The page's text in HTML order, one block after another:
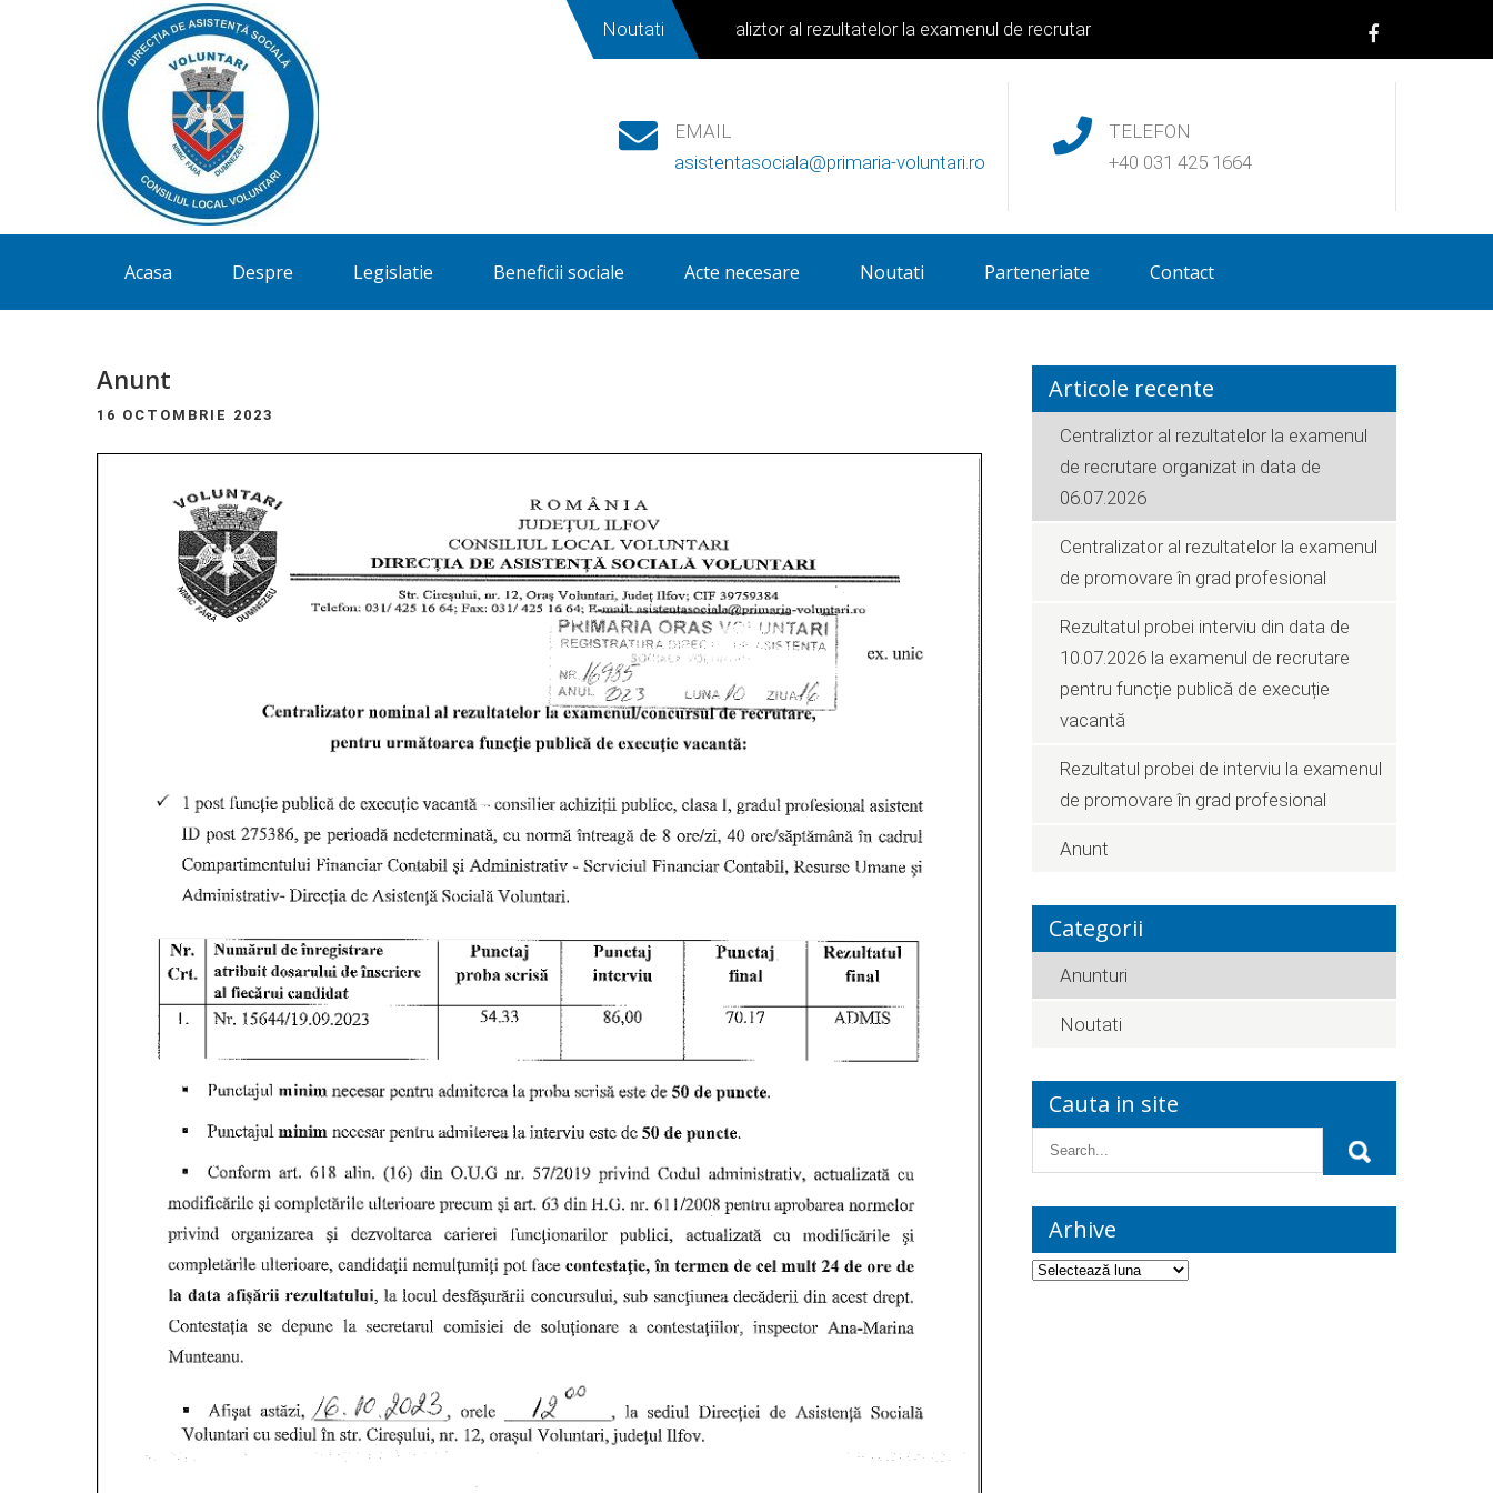
NoutatiCentraliztor al rezultatelor la examenul de recrutare organizat in data de 06.07.2026 Centralizator al
Directia
de
Sociala
Voluntari
EMAIL
asistentasociala@primaria-voluntari.ro
TELEFON
+40 031 425 1664
Acasa Despre Legislatie Beneficii sociale Acte necesare Noutati Parteneriate Contact
Anunt
16 OCTOMBRIE 2023
Articole recente
Centraliztor al rezultatelor la examenul
de recrutare organizat in data de
06.07.2026
Centralizator al rezultatelor la examenul
de promovare în grad profesional
Rezultatul probei interviu din data de
10.07.2026 la examenul de recrutare
pentru funcție publică de execuție
vacantă
Rezultatul probei de interviu la examenul
de promovare în grad profesional
Anunt
Categorii
Anunturi
Noutati
Cauta in site
Arhive